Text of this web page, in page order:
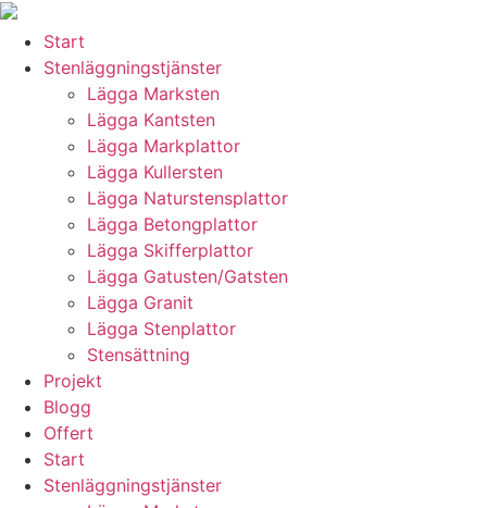
Skip
content
Start
Stenläggningstjänster
Lägga Marksten
Lägga Kantsten
Lägga Markplattor
Lägga Kullersten
Lägga Naturstensplattor
Lägga Betongplattor
Lägga Skifferplattor
Lägga Gatusten/Gatsten
Lägga Granit
Lägga Stenplattor
Stensättning
Projekt
Blogg
Offert
Start
Stenläggningstjänster